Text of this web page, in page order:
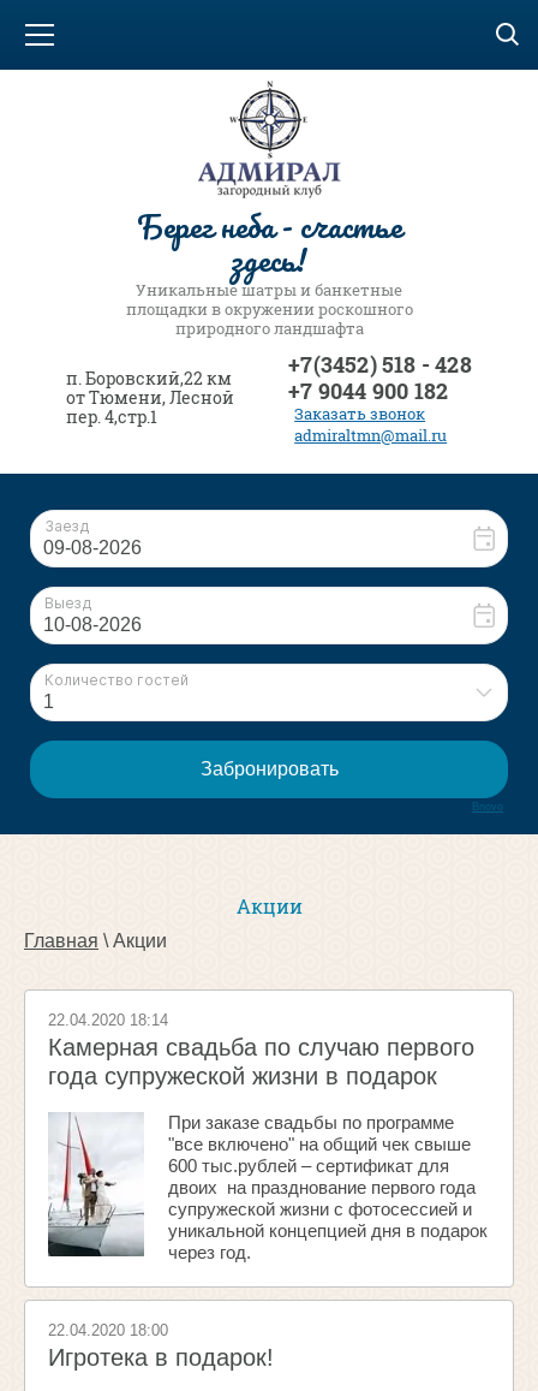
Берег неба - счастье
здесь!
Уникальные шатры и банкетные
площадки в окружении роскошного
природного ландшафта
п. Боровский,22 км
от Тюмени, Лесной
пер. 4,стр.1
+7(3452) 518 - 428
+7 9044 900 182
Заказать звонок
admiraltmn@mail.ru
Bnovo
Акции
Главная \ Акции
22.04.2020 18:14
Камерная свадьба по случаю первого
года супружеской жизни в подарок
При заказе свадьбы по программе
"все включено" на общий чек свыше
600 тыс.рублей – сертификат для
двоих на празднование первого года
супружеской жизни с фотосессией и
уникальной концепцией дня в подарок
через год.
22.04.2020 18:00
Игротека в подарок!